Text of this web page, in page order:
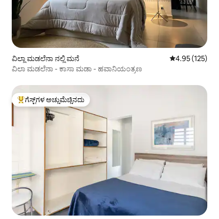
ವಿಲ್ಲಾ ಮಡಲೆನಾ ನಲ್ಲಿ ಮನೆ 5 ರಲ್ಲಿ 4.95
4.95 (125)
ವಿಲಾ ಮಡಲೆನಾ - ಕಾಸಾ ಮಡಾ - ಹವಾನಿಯಂತ್ರಣ
ಗೆಸ್ಟ್‌ಗಳಿಗೆ ಅತಿ ಹೆಚ್ಚು ಅಚ್ಚುಮೆಚ್ಚಿನದು
ಗೆಸ್ಟ್‌ಗಳ ಅಚ್ಚುಮೆಚ್ಚಿನದು